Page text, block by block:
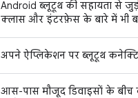
Android ब्लूटूथ की सहायता से
क्लास और इंटरफ़ेस के बारे में भी
अपने ऐप्लिकेशन पर ब्लूटूथ
आस-पास मौजूद डिवाइसों के बीच